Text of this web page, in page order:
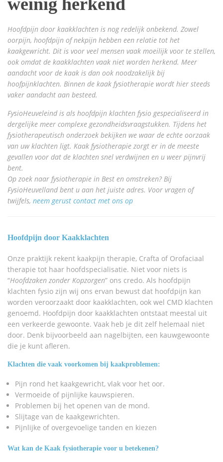
weinig herkend
Hoofdpijn door kaakklachten is nog redelijk onbekend. Zowel
oorpijn, hoofdpijn of nekpijn hebben een relatie tot het
kaakgewricht. Dit is voor veel mensen vaak moeilijk voor te stellen,
ook omdat de kaakklachten vaak niet worden herkend. Meer
aandacht voor de kaak is dan ook noodzakelijk bij
hoofpijnklachten. Binnen de kaak fysiotherapie wordt hier steeds
vaker aandacht aan besteed.
FysioHeuveleind is als hoofdpijn klachten fysio gespecialiseerd in
dergelijke meer complexe gezondheidsvraagstukken. Tijdens het
fysiotherapeutisch onderzoek bekijken we waar de echte oorzaak
van uw klachten ligt. Kaak fysiotherapie zorgt er in de meeste
gevallen voor dat de klachten snel verdwijnen en u weer pijnvrij
bent.
Op zoek naar fysiotherapie in Best en omstreken? Bij
FysioHeuvelland bent u aan het juiste adres. Voor vragen of
twijfels, neem gerust contact met ons op
Hoofdpijn door Kaakklachten
Onze praktijk rekent kaakpijn therapie, Crafta of Orofaciaal
therapie tot haar hoofdspecialisatie. Niet voor niets is
“Hoofdzaken zonder Kopzorgen” ons credo. Als hoofdpijn
klachten fysio zijn wij ons ervan bewust dat hoofdpijn kan
worden veroorzaakt door kaakklachten, ook wel CMD klachten
genoemd. Hoofdpijn door kaakklachten ontstaat meestal uit
een verkeerde gewoonte. Vaak heb je dit zelf helemaal niet
door. Denk bijvoorbeeld aan nagelbijten, een kauwgewoonte
die je kunt afleren.
Klachten die vaak voorkomen bij kaakproblemen:
Pijn rond het kaakgewricht, vlak voor het oor.
Vermoeide of pijnlijke kauwspieren.
Problemen bij het openen van de mond.
Slijtage van de kaakgewrichten.
Pijnlijke of overgevoelige tanden en kiezen
Wat kan de Kaak fysiotherapie voor u betekenen?